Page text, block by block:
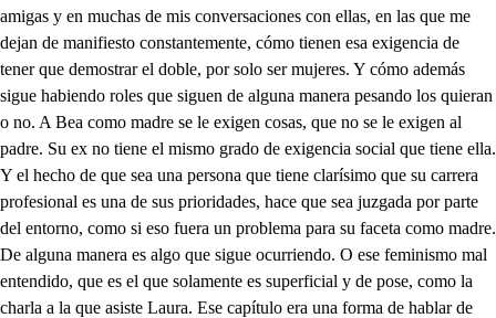
amigas y en muchas de mis conversaciones con ellas, en las que me
dejan de manifiesto constantemente, cómo tienen esa exigencia de
tener que demostrar el doble, por solo ser mujeres. Y cómo además
sigue habiendo roles que siguen de alguna manera pesando los quieran
o no. A Bea como madre se le exigen cosas, que no se le exigen al
padre. Su ex no tiene el mismo grado de exigencia social que tiene ella.
Y el hecho de que sea una persona que tiene clarísimo que su carrera
profesional es una de sus prioridades, hace que sea juzgada por parte
del entorno, como si eso fuera un problema para su faceta como madre.
De alguna manera es algo que sigue ocurriendo. O ese feminismo mal
entendido, que es el que solamente es superficial y de pose, como la
charla a la que asiste Laura. Ese capítulo era una forma de hablar de